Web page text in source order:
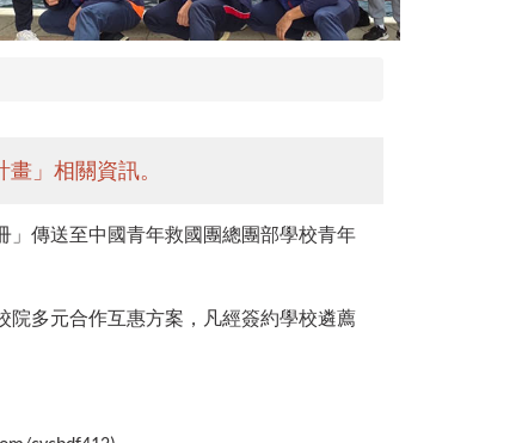
」相關資訊。
」傳送至中國青年救國團總團部學校青年
院多元合作互惠方案，凡經簽約學校遴薦